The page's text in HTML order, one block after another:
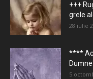
+++
grele
28 iulie
****
5